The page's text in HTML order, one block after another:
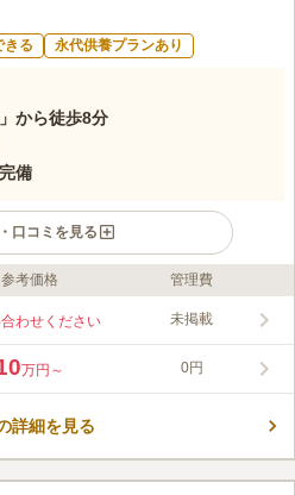
きる 永代供養プランあり
から徒歩8分
備
口コミを見る
副都心線の「小竹向原駅」、もしくは
で、お車でも行くことができます。 跡
を解消してくれる永代供養型の民間霊園
間個別安置された後、合祀するシステム
口コミ9件
ーケットのライフがあり、ここで何でも
参考価格 管理費
わせください 未掲載
万円～ 0円
詳細を見る